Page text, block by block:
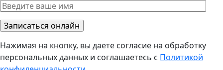
Нажимая на кнопку, вы даете согласие на обработку
персональных данных и соглашаетесь с Политикой